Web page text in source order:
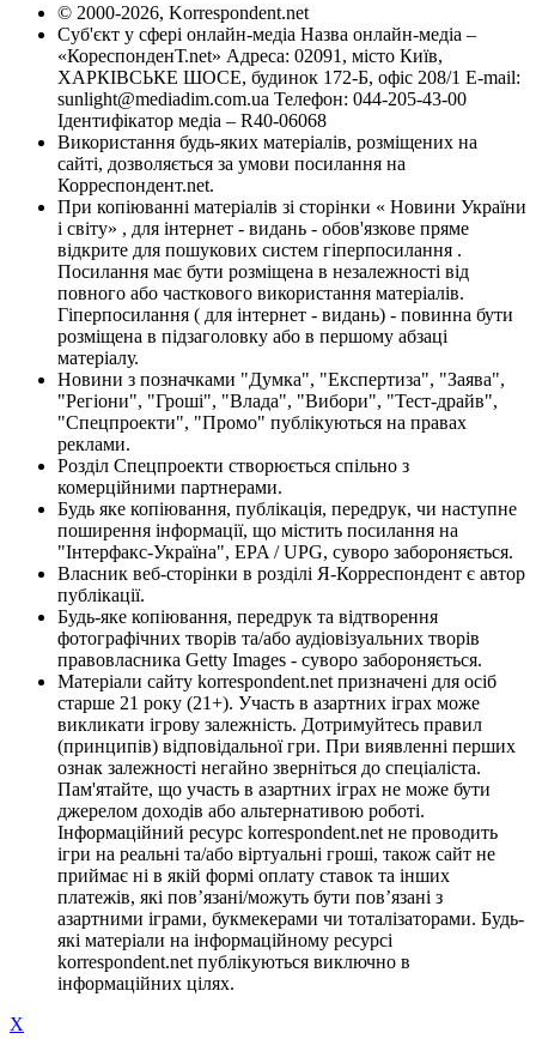
© 2000-2026, Korrespondent.net
Суб'єкт у сфері онлайн-медіа Назва онлайн-медіа –
«КореспонденТ.net» Адреса: 02091, місто Київ,
ХАРКІВСЬКЕ ШОСЕ, будинок 172-Б, офіс 208/1 E-mail:
sunlight@mediadim.com.ua Телефон: 044-205-43-00
Ідентифікатор медіа – R40-06068
Використання будь-яких матеріалів, розміщених на
сайті, дозволяється за умови посилання на
Корреспондент.net.
При копіюванні матеріалів зі сторінки « Новини України
і світу» , для інтернет - видань - обов'язкове пряме
відкрите для пошукових систем гіперпосилання .
Посилання має бути розміщена в незалежності від
повного або часткового використання матеріалів.
Гіперпосилання ( для інтернет - видань) - повинна бути
розміщена в підзаголовку або в першому абзаці
матеріалу.
Новини з позначками "Думка", "Експертиза", "Заява",
"Регіони", "Гроші", "Влада", "Вибори", "Тест-драйв",
"Спецпроекти", "Промо" публікуються на правах
реклами.
Розділ Спецпроекти створюється спільно з
комерційними партнерами.
Будь яке копіювання, публікація, передрук, чи наступне
поширення інформації, що містить посилання на
"Інтерфакс-Україна", EPA / UPG, суворо забороняється.
Власник веб-сторінки в розділі Я-Корреспондент є автор
публікації.
Будь-яке копіювання, передрук та відтворення
фотографічних творів та/або аудіовізуальних творів
правовласника Getty Images - суворо забороняється.
Матеріали сайту korrespondent.net призначені для осіб
старше 21 року (21+). Участь в азартних іграх може
викликати ігрову залежність. Дотримуйтесь правил
(принципів) відповідальної гри. При виявленні перших
ознак залежності негайно зверніться до спеціаліста.
Пам'ятайте, що участь в азартних іграх не може бути
джерелом доходів або альтернативою роботі.
Інформаційний ресурс korrespondent.net не проводить
ігри на реальні та/або віртуальні гроші, також сайт не
приймає ні в якій формі оплату ставок та інших
платежів, які пов’язані/можуть бути пов’язані з
азартними іграми, букмекерами чи тоталізаторами. Будь-
які матеріали на інформаційному ресурсі
korrespondent.net публікуються виключно в
інформаційних цілях.
X